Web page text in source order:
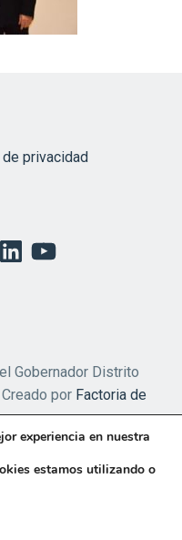
privacidad
LinkedInYouTube
Gobernador Distrito
por Factoria de
experiencia en nuestra
estamos utilizando o